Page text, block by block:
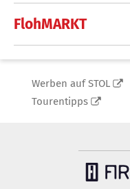
FlohMARKT
Werben auf STOL
Tourentipps